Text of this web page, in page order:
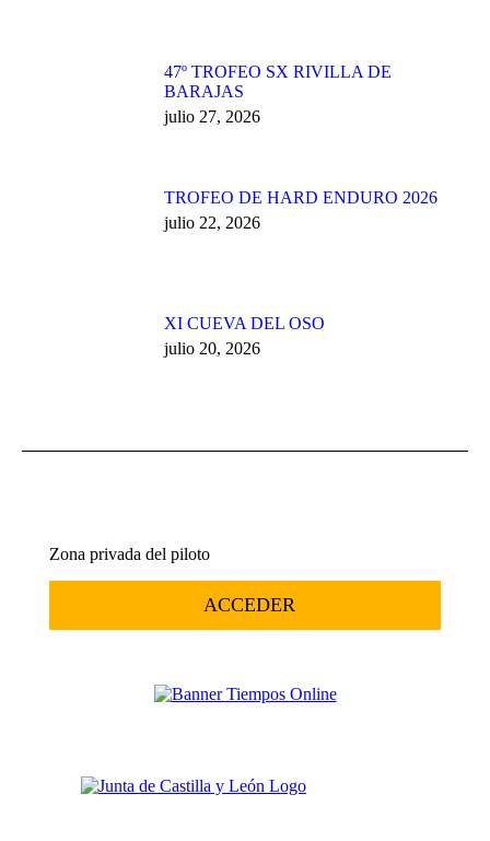
47º TROFEO SX RIVILLA DE
BARAJAS
julio 27, 2026
TROFEO DE HARD ENDURO 2026
julio 22, 2026
XI CUEVA DEL OSO
julio 20, 2026
Zona privada del piloto
ACCEDER